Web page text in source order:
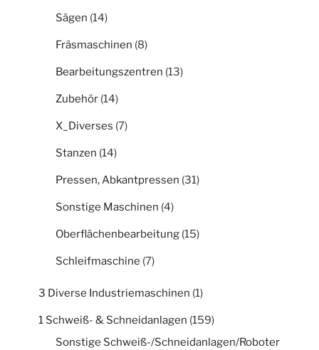
Sägen (14)
Fräsmaschinen (8)
Bearbeitungszentren (13)
Zubehör (14)
X_Diverses (7)
Stanzen (14)
Pressen, Abkantpressen (31)
Sonstige Maschinen (4)
Oberflächenbearbeitung (15)
Schleifmaschine (7)
3 Diverse Industriemaschinen (1)
1 Schweiß- & Schneidanlagen (159)
Sonstige Schweiß-/Schneidanlagen/Roboter